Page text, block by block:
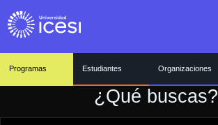
Programas Estudiantes Organizaciones
¿Qué buscas?